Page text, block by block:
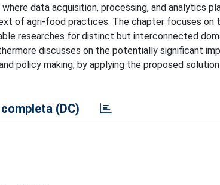
data acquisition, processing, and analytics
of agri-food practices. The chapter focuses on
researches for distinct but interconnected
discusses on the potentially significant
policy making, by applying the proposed
(DC)